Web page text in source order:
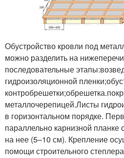
Обустройство кровли под
можно разделить на
последовательные
гидроизоляционной
металлочерепицей.Листы
в горизонтальном порядке.
параллельно карнизной
на нее (5–10 см). Крепление
помощи строительного